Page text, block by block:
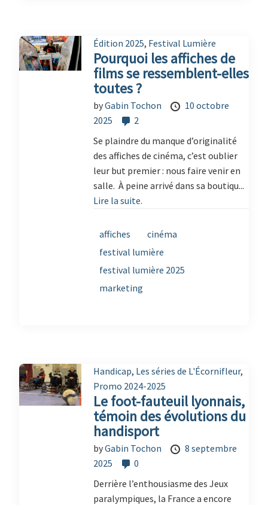
Édition 2025, Festival Lumière
Pourquoi les affiches de
films se ressemblent-elles
toutes ?
byGabin Tochon
10 octobre
2025
2
Se plaindre du manque d’originalité
des affiches de cinéma, c’est oublier
leur but premier : nous faire venir en
salle. À peine arrivé dans sa boutiqu...
Lire la suite.
affiches
cinéma
festival lumière
festival lumière 2025
marketing
Handicap, Les séries de L'Écornifleur,
Promo 2024-2025
Le foot-fauteuil lyonnais,
témoin des évolutions du
handisport
byGabin Tochon
8 septembre
2025
0
Derrière l’enthousiasme des Jeux
paralympiques, la France a encore